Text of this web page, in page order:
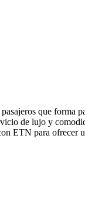
que forma
de lujo y
ETN para ofrecer